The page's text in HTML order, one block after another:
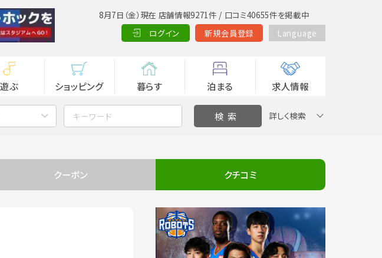
8月7日（金）現在 店舗情報9271件 / 口コミ40655件を掲載中
ログイン
新規会員登録 Language
遊ぶ ショッピング 暮らす 泊まる 求人情報
詳しく検索
クーポン クチコミ